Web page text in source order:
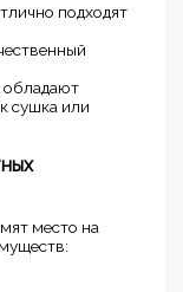
подходят
обладают
сушка или
место на